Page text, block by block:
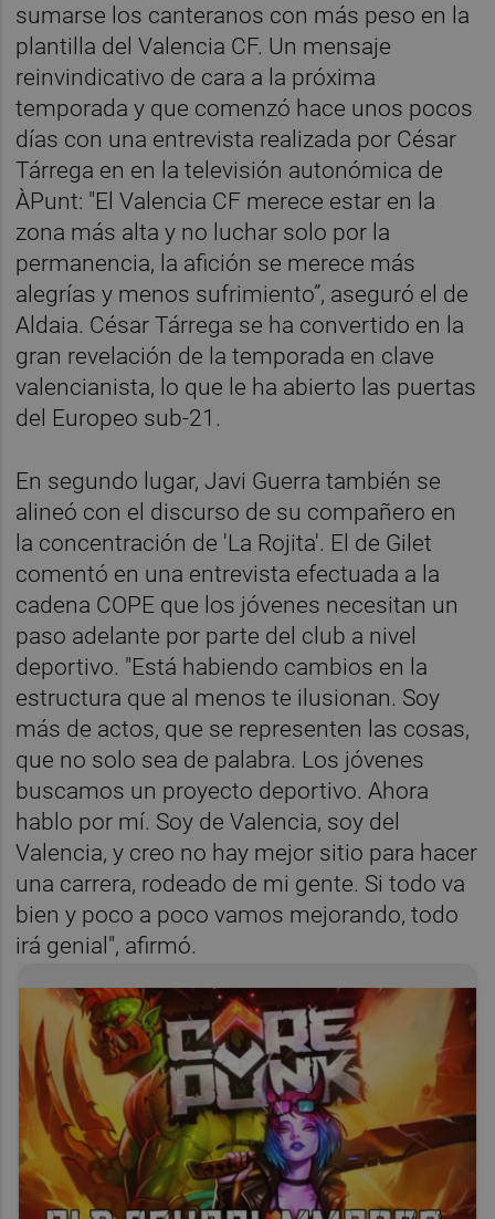
sumarse los canteranos con más peso en la
plantilla del Valencia CF. Un mensaje
reinvindicativo de cara a la próxima
temporada y que comenzó hace unos pocos
días con una entrevista realizada por César
Tárrega en en la televisión autonómica de
ÀPunt: "El Valencia CF merece estar en la
zona más alta y no luchar solo por la
permanencia, la afición se merece más
alegrías y menos sufrimiento”, aseguró el de
Aldaia. César Tárrega se ha convertido en la
gran revelación de la temporada en clave
valencianista, lo que le ha abierto las puertas
del Europeo sub-21.
En segundo lugar, Javi Guerra también se
alineó con el discurso de su compañero en
la concentración de 'La Rojita'. El de Gilet
comentó en una entrevista efectuada a la
cadena COPE que los jóvenes necesitan un
paso adelante por parte del club a nivel
deportivo. "Está habiendo cambios en la
estructura que al menos te ilusionan. Soy
más de actos, que se representen las cosas,
que no solo sea de palabra. Los jóvenes
buscamos un proyecto deportivo. Ahora
hablo por mí. Soy de Valencia, soy del
Valencia, y creo no hay mejor sitio para hacer
una carrera, rodeado de mi gente. Si todo va
bien y poco a poco vamos mejorando, todo
irá genial", afirmó.